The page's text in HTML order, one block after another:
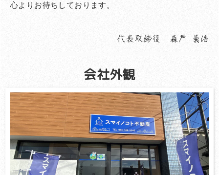
心よりお待ちしております。
会社外観